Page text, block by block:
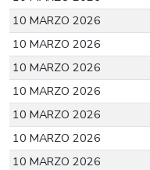
10 MARZO 2026
10 MARZO 2026
10 MARZO 2026
10 MARZO 2026
10 MARZO 2026
10 MARZO 2026
10 MARZO 2026